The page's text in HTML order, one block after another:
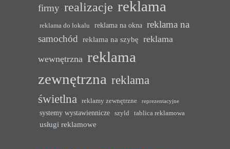
firmy realizacje reklama
reklama do lokalu reklama na okna reklama na
samochód reklama na szybę reklama
wewnętrzna reklama
zewnętrzna reklama
świetlna
reklamy zewnętrzne reprezentacyjne
systemy wystawiennicze szyld tablica reklamowa
usługi reklamowe